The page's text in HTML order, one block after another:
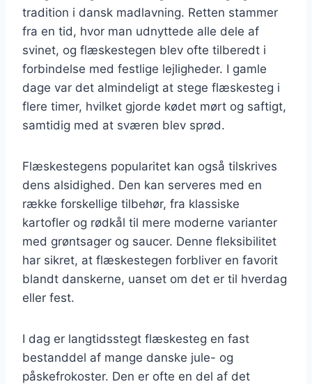
tradition i dansk madlavning. Retten stammer
fra en tid, hvor man udnyttede alle dele af
svinet, og flæskestegen blev ofte tilberedt i
forbindelse med festlige lejligheder. I gamle
dage var det almindeligt at stege flæskesteg i
flere timer, hvilket gjorde kødet mørt og saftigt,
samtidig med at sværen blev sprød.
Flæskestegens popularitet kan også tilskrives
dens alsidighed. Den kan serveres med en
række forskellige tilbehør, fra klassiske
kartofler og rødkål til mere moderne varianter
med grøntsager og saucer. Denne fleksibilitet
har sikret, at flæskestegen forbliver en favorit
blandt danskerne, uanset om det er til hverdag
eller fest.
I dag er langtidsstegt flæskesteg en fast
bestanddel af mange danske jule- og
påskefrokoster. Den er ofte en del af det